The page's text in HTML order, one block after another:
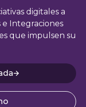
digitales a
e Integraciones
que impulsen su